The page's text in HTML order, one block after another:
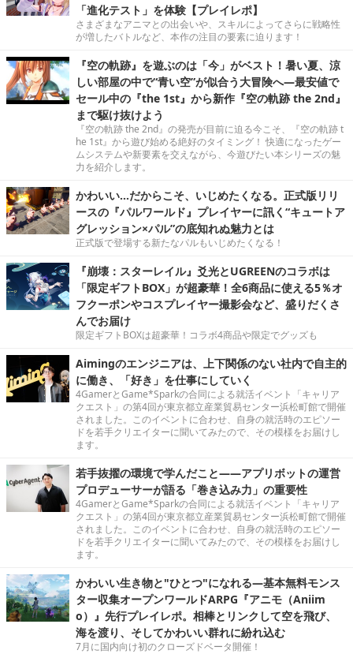
「進化テスト」を体験【プレイレポ】
さまざまなアニマとの出会いや、スキルによってさらに戦略性
が増したバトルなど、本作の注目の要素に迫ります！
『空の軌跡』を遊ぶのは「今」がベスト！暑い夏、涼
しい部屋の中で“青い空”が似合う大冒険へ―最安値で
セール中の『the 1st』から新作『空の軌跡 the 2nd』
まで駆け抜けよう
『空の軌跡 the 2nd』の発売が目前に迫る今こそ、『空の軌跡 t
he 1st』から遊び始める絶好のタイミング！ 快適になったゲー
ムシステムや新要素を交えながら、今遊びたい本シリーズの魅
力を紹介します。
かわいい…だからこそ、いじめたくなる。正式版リリ
ースの『パルワールド』プレイヤーに訊く“キュートア
グレッション×パル”の底知れぬ魅力とは
正式版で登場する新たなパルもいじめたくなる！
『崩壊：スターレイル』爻光とUGREENのコラボは
「限定ギフトBOX」が超豪華！全6商品に使える5％オ
フクーポンやコスプレイヤー撮影会など、盛りだくさ
んでお届け
限定ギフトBOXは超豪華！コラボ4商品や限定でグッズも
Aimingのエンジニアは、上下関係のない社内で自主的
に働き、「好き」を仕事にしていく
4GamerとGame*Sparkの合同による就活イベント「キャリア
クエスト」の第4回が東京都立産業貿易センター浜松町館で開催
されました。このイベントに合わせ、自身の就活時のエピソー
ドを若手クリエイターに聞いてみたので、その模様をお届けし
ます。
若手抜擢の環境で学んだこと――アプリボットの運営
プロデューサーが語る「巻き込み力」の重要性
4GamerとGame*Sparkの合同による就活イベント「キャリア
クエスト」の第4回が東京都立産業貿易センター浜松町館で開催
されました。このイベントに合わせ、自身の就活時のエピソー
ドを若手クリエイターに聞いてみたので、その模様をお届けし
ます。
かわいい生き物と"ひとつ"になれる―基本無料モンス
ター収集オープンワールドARPG『アニモ（Aniim
o）』先行プレイレポ。相棒とリンクして空を飛び、
海を渡り、そしてかわいい群れに紛れ込む
7月に国内向け初のクローズドベータ開催！